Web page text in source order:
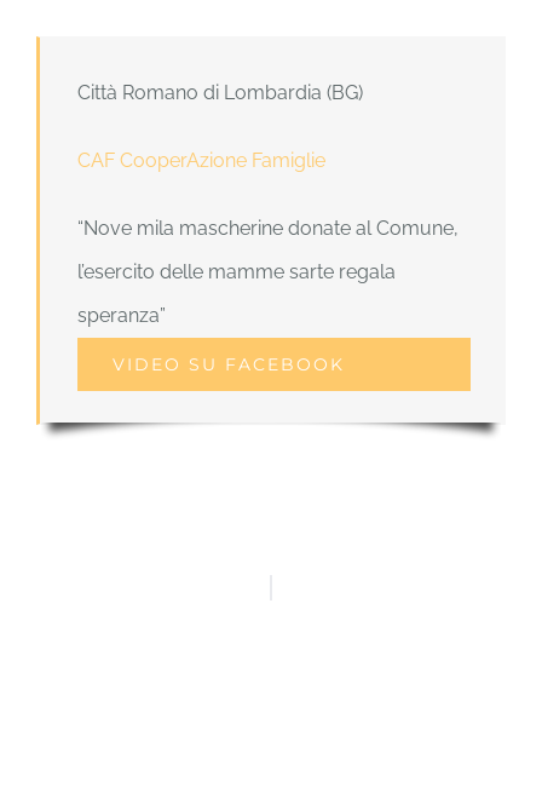
Città Romano di Lombardia (BG)
CAF CooperAzione Famiglie
“Nove mila mascherine donate al Comune,
l’esercito delle mamme sarte regala
speranza”
VIDEO SU FACEBOOK